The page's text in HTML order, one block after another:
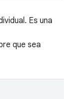
Es una
que sea